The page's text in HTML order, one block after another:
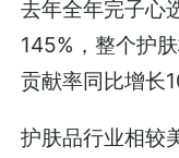
去年全年完子心
145%，整个护
贡献率同比增长
护肤品⾏业相较